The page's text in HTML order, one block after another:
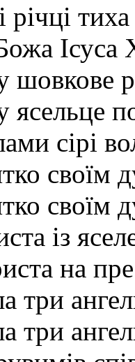
Ісуса
шовкове
сірі
своїм
своїм
із
на
три
три